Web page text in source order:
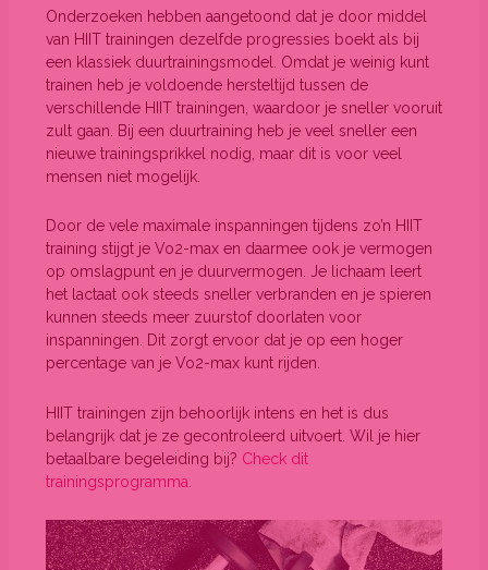
Onderzoeken hebben aangetoond dat je door middel
van HIIT trainingen dezelfde progressies boekt als bij
een klassiek duurtrainingsmodel. Omdat je weinig kunt
trainen heb je voldoende hersteltijd tussen de
verschillende HIIT trainingen, waardoor je sneller vooruit
zult gaan. Bij een duurtraining heb je veel sneller een
nieuwe trainingsprikkel nodig, maar dit is voor veel
mensen niet mogelijk.
Door de vele maximale inspanningen tijdens zo’n HIIT
training stijgt je Vo2-max en daarmee ook je vermogen
op omslagpunt en je duurvermogen. Je lichaam leert
het lactaat ook steeds sneller verbranden en je spieren
kunnen steeds meer zuurstof doorlaten voor
inspanningen. Dit zorgt ervoor dat je op een hoger
percentage van je Vo2-max kunt rijden.
HIIT trainingen zijn behoorlijk intens en het is dus
belangrijk dat je ze gecontroleerd uitvoert. Wil je hier
betaalbare begeleiding bij? Check dit
trainingsprogramma.